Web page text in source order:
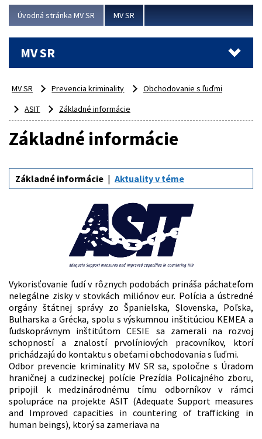
Úvodná stránka MV SR MV SR
MV SR
MV SR Prevencia kriminality
Obchodovanie s ľuďmi
ASIT
Základné informácie
Základné informácie
Základné informácie Aktuality v téme
Vykorisťovanie ľudí v rôznych podobách prináša páchateľom
nelegálne zisky v stovkách miliónov eur. Polícia a ústredné
orgány štátnej správy zo Španielska, Slovenska, Poľska,
Bulharska a Grécka, spolu s výskumnou inštitúciou KEMEA a
ľudskoprávnym inštitútom CESIE sa zamerali na rozvoj
schopností a znalostí prvolíniových pracovníkov, ktorí
prichádzajú do kontaktu s obeťami obchodovania s ľuďmi.
Odbor prevencie kriminality MV SR sa, spoločne s Úradom
hraničnej a cudzineckej polície Prezídia Policajného zboru,
pripojil k medzinárodnému tímu odborníkov v rámci
spolupráce na projekte ASIT (Adequate Support measures
and Improved capacities in countering of trafficking in
human beings), ktorý sa zameriava na